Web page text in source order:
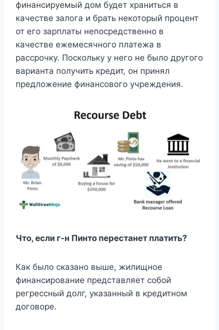
финансируемый дом будет храниться в
качестве залога и брать некоторый процент
от его зарплаты непосредственно в
качестве ежемесячного платежа в
рассрочку. Поскольку у него не было другого
варианта получить кредит, он принял
предложение финансового учреждения.
Что, если г-н Пинто перестанет платить?
Как было сказано выше, жилищное
финансирование представляет собой
регрессный долг, указанный в кредитном
договоре.